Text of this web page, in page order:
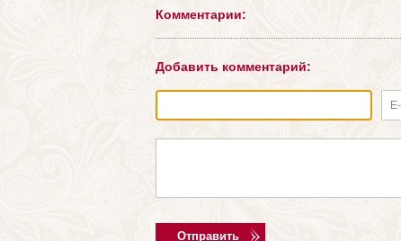
Комментарии:
Добавить комментарий: